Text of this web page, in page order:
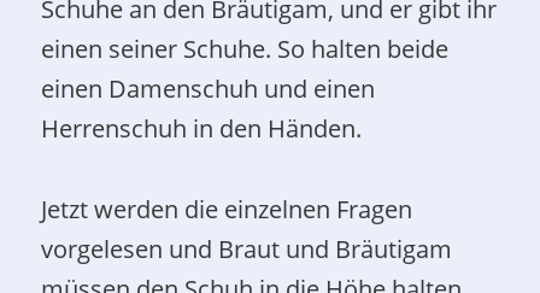
Schuhe an den Bräutigam, und er gibt ihr
einen seiner Schuhe. So halten beide
einen Damenschuh und einen
Herrenschuh in den Händen.
Jetzt werden die einzelnen Fragen
vorgelesen und Braut und Bräutigam